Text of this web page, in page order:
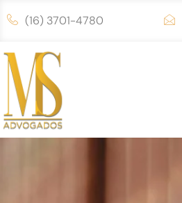
(16) 3701-4780